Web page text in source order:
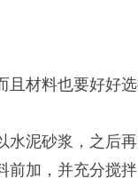
料也要好好选
砂浆，之后
加，并充分搅拌